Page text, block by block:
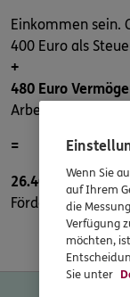
Einkommen sein.
400 Euro als
+
480 Euro
Arbeitgeber diese
=
26.400 Euro
Förderungen
Wenn Sie
auf Ihrem
die
Verfügung
möchten,
Sie unter